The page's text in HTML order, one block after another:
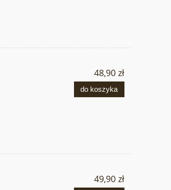
48,90 zł
do koszyka
49,90 zł